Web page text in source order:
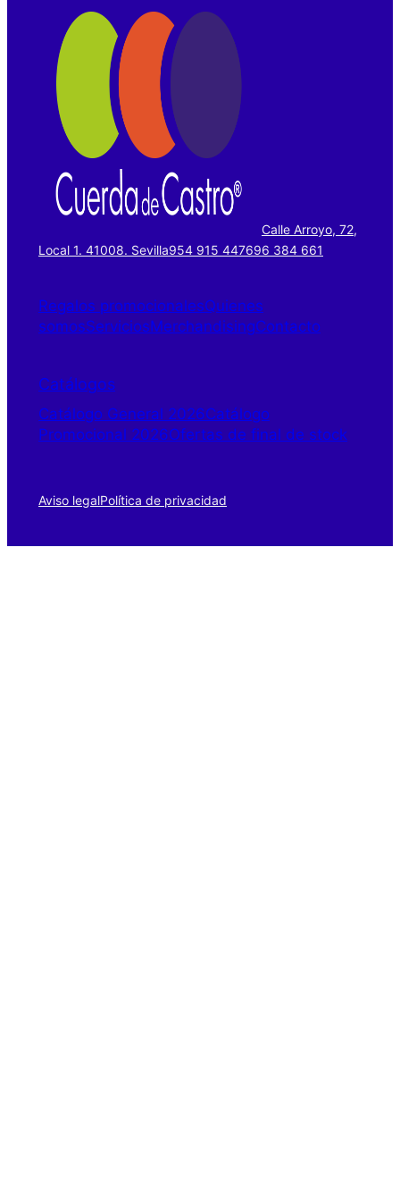
Calle Arroyo, 72,
Local 1. 41008. Sevilla954 915 447696 384 661
Regalos promocionalesQuienes
somosServiciosMerchandisingContacto
Catálogos
Catálogo General 2026Catálogo
Promocional 2026Ofertas de final de stock
Aviso legalPolítica de privacidad